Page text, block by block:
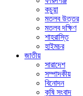
কচুয়া
মতলব উত্তর
মতলব দক্ষিণ
শাহরাস্তি
হাইমচর
জাতীয়
সারাদেশ
সম্পাদকীয়
বিনোদন
কৃষি সংবাদ